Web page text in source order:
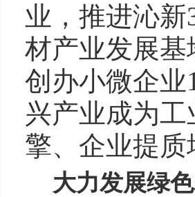
业，推进沁
材产业发展
创办小微企
兴产业成为
擎、企业提
大力发展绿